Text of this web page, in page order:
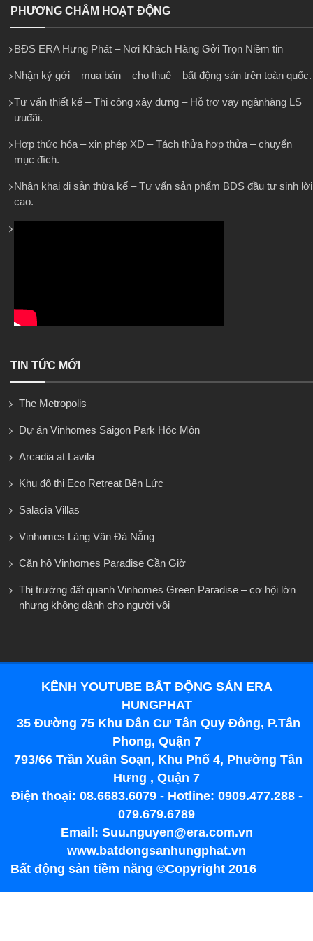
PHƯƠNG CHÂM HOẠT ĐỘNG
BĐS ERA Hưng Phát – Nơi Khách Hàng Gởi Trọn Niềm tin
Nhận ký gởi – mua bán – cho thuê – bất động sản trên toàn quốc.
Tư vấn thiết kế – Thi công xây dựng – Hỗ trợ vay ngânhàng LS
ưuđãi.
Hợp thức hóa – xin phép XD – Tách thửa hợp thửa – chuyển
mục đích.
Nhận khai di sản thừa kế – Tư vấn sản phẩm BDS đầu tư sinh lời
cao.
TIN TỨC MỚI
The Metropolis
Dự án Vinhomes Saigon Park Hóc Môn
Arcadia at Lavila
Khu đô thị Eco Retreat Bến Lức
Salacia Villas
Vinhomes Làng Vân Đà Nẵng
Căn hộ Vinhomes Paradise Cần Giờ
Thị trường đất quanh Vinhomes Green Paradise – cơ hội lớn
nhưng không dành cho người vội
KÊNH YOUTUBE BẤT ĐỘNG SẢN ERA
HUNGPHAT
35 Đường 75 Khu Dân Cư Tân Quy Đông, P.Tân
Phong, Quận 7
793/66 Trần Xuân Soạn, Khu Phố 4, Phường Tân
Hưng , Quận 7
Điện thoại: 08.6683.6079 - Hotline: 0909.477.288 -
079.679.6789
Email: Suu.nguyen@era.com.vn
www.batdongsanhungphat.vn
Bất động sản tiềm năng ©Copyright 2016